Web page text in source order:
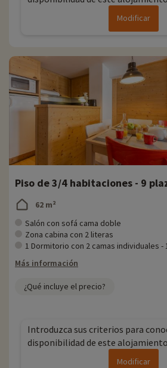
Modificar
Piso de 3/4 habitaciones - 9
62 m²
Salón con sofá cama doble
Zona cabina con 2 literas
1 Dormitorio con 2 camas individuales -
Más información
¿Qué incluye el precio?
Introduzca sus criterios para
disponibilidad de este alojamiento
Modificar